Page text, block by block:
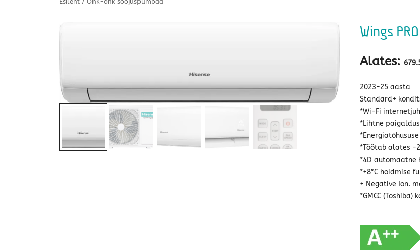
Wings PRO
Alates:
2023-25 aasta
Standard+
*Wi-Fi
*Lihtne
*Energiatõhususe
*Töötab alates -
*4D
*+8°C hoidmise
+ Negative Ion.
*GMCC